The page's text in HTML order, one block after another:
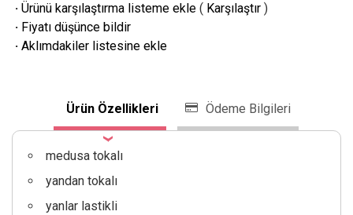
· Ürünü karşılaştırma listeme ekle( Karşılaştır)
· Fiyatı düşünce bildir
· Aklımdakiler listesine ekle
Ürün Özellikleri Ödeme Bilgileri
medusa tokalı
yandan tokalı
yanlar lastikli